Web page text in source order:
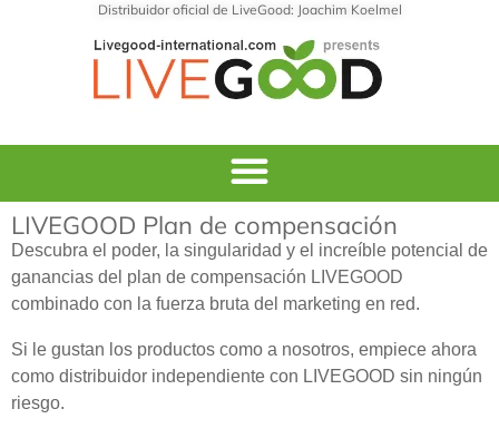
Distribuidor oficial de LiveGood: Joachim Koelmel
LIVEGOOD Plan de compensación
Descubra el poder, la singularidad y el increíble potencial de
ganancias del plan de compensación LIVEGOOD
combinado con la fuerza bruta del marketing en red.
Si le gustan los productos como a nosotros, empiece ahora
como distribuidor independiente con LIVEGOOD sin ningún
riesgo.